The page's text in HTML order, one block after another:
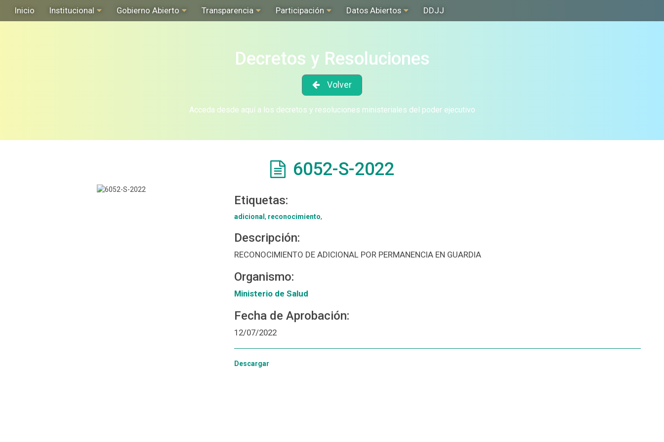
Inicio Institucional Gobierno Abierto Transparencia Participación Datos Abiertos DDJJ
Decretos y Resoluciones
Volver
Acceda desde aquí a los decretos y resoluciones ministeriales del poder ejecutivo
6052-S-2022
Etiquetas:
adicional , reconocimiento,
Descripción:
RECONOCIMIENTO DE ADICIONAL POR PERMANENCIA EN GUARDIA
Organismo:
Ministerio de Salud
Fecha de Aprobación:
12/07/2022
Descargar